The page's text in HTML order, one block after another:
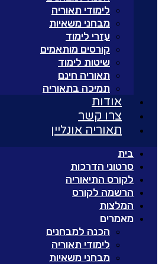
לימודי תאוריה
מבחני משאיות
עזרי לימוד
קורסים מותאמים
שיטות לימוד
תאוריה חינם
תמיכה בתאוריה
אודות
צרו קשר
תאוריה אונליין
בית
סרטוני הדרכות
לקורס התיאוריה
הרשמה לקורס
המלצות
מאמרים
הכנה למבחנים
לימודי תאוריה
מבחני משאיות